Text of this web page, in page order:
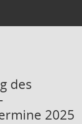
des
2025